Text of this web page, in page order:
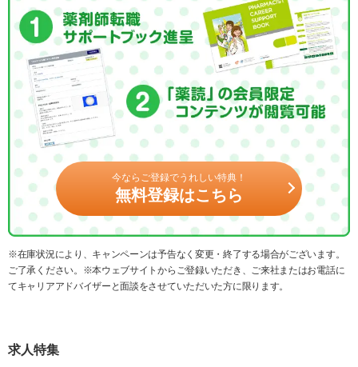
今ならご登録でうれしい特典！
無料登録はこちら
※在庫状況により、キャンペーンは予告なく変更・終了する場合がございます。
ご了承ください。※本ウェブサイトからご登録いただき、ご来社またはお電話に
てキャリアアドバイザーと面談をさせていただいた方に限ります。
求人特集